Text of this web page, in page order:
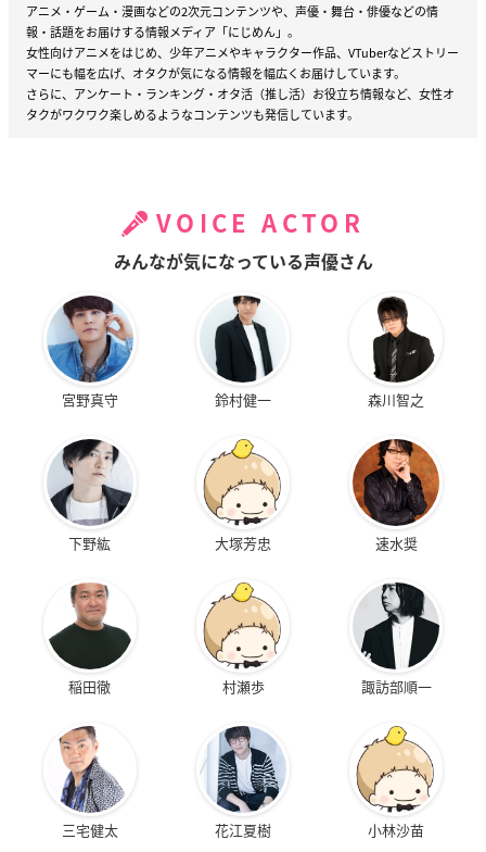
アニメ・ゲーム・漫画などの2次元コンテンツや、声優・舞台・俳優などの情
報・話題をお届けする情報メディア「にじめん」。
女性向けアニメをはじめ、少年アニメやキャラクター作品、VTuberなどストリー
マーにも幅を広げ、オタクが気になる情報を幅広くお届けしています。
さらに、アンケート・ランキング・オタ活（推し活）お役立ち情報など、女性オ
タクがワクワク楽しめるようなコンテンツも発信しています。
VOICE ACTOR
みんなが気になっている声優さん
宮野真守 鈴村健一 森川智之
下野紘 大塚芳忠 速水奨
稲田徹 村瀬歩 諏訪部順一
三宅健太 花江夏樹 小林沙苗